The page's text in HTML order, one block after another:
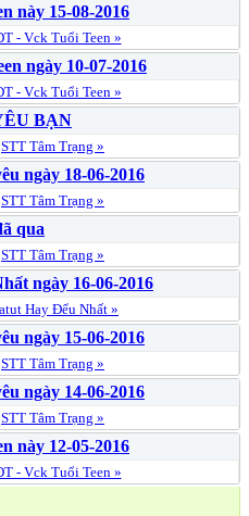
này 15-08-2016
- Vck Tuổi Teen »
ngày 10-07-2016
- Vck Tuổi Teen »
BẠN
STT Tâm Trạng »
ngày 18-06-2016
STT Tâm Trạng »
qua
STT Tâm Trạng »
ngày 16-06-2016
Hay Đểu Nhất »
ngày 15-06-2016
STT Tâm Trạng »
ngày 14-06-2016
STT Tâm Trạng »
này 12-05-2016
- Vck Tuổi Teen »